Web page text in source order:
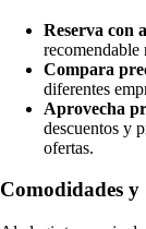
Reserva con
recomendable
Compara
diferentes
Aprovecha
descuentos y
ofertas.
Comodidades y